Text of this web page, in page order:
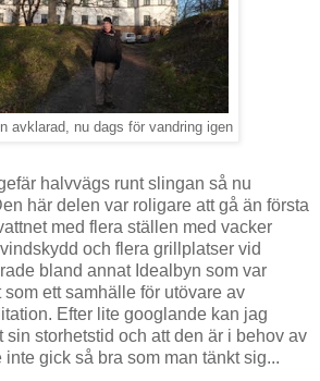
avklarad, nu dags för vandring igen
halvvägs runt slingan så nu
här delen var roligare att gå än första
med flera ställen med vacker
och flera grillplatser vid
bland annat Idealbyn som var
ett samhälle för utövare av
Efter lite googlande kan jag
sin storhetstid och att den är i behov av
gick så bra som man tänkt sig...